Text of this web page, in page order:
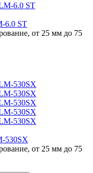
6.0 ST
от 25 мм до 75
530SX
от 25 мм до 75